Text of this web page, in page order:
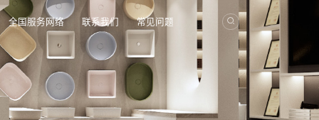
全国服务网络 联系我们 常见问题